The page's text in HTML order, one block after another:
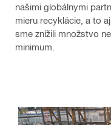
našimi globálnymi
mieru recyklácie, a to
sme znížili množstvo
minimum.